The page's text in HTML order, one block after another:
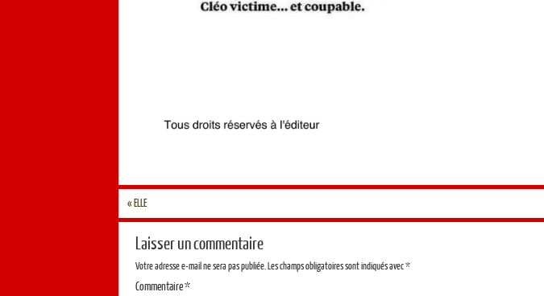
« ELLE
Laisser un commentaire
Votre adresse e-mail ne sera pas publiée. Les champs obligatoires sont indiqués avec*
Commentaire*